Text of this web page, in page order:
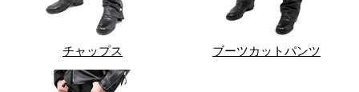
チャップス ブーツカットパンツ